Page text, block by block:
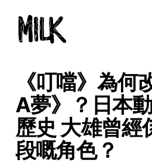
《叮噹》為何
A夢》？日本
歷史 大雄曾經
段嘅角色？